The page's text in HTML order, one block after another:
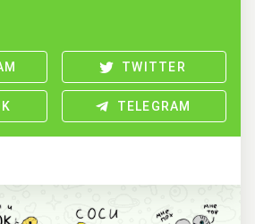
TWITTER
TELEGRAM